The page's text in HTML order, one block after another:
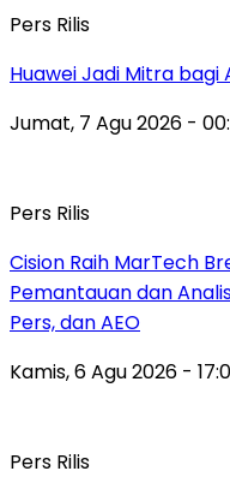
Pers Rilis
Huawei Jadi Mitra bagi
Jumat, 7 Agu 2026 -
Pers Rilis
Cision Raih MarTech
Pemantauan dan
Pers, dan AEO
Kamis, 6 Agu 2026 -
Pers Rilis